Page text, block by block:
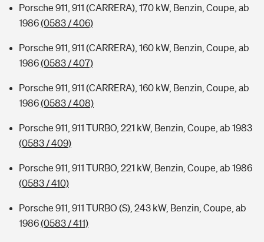
Porsche 911, 911 (CARRERA), 170 kW, Benzin, Coupe, ab
1986(0583 / 406)
Porsche 911, 911 (CARRERA), 160 kW, Benzin, Coupe, ab
1986(0583 / 407)
Porsche 911, 911 (CARRERA), 160 kW, Benzin, Coupe, ab
1986(0583 / 408)
Porsche 911, 911 TURBO, 221 kW, Benzin, Coupe, ab 1983
(0583 / 409)
Porsche 911, 911 TURBO, 221 kW, Benzin, Coupe, ab 1986
(0583 / 410)
Porsche 911, 911 TURBO (S), 243 kW, Benzin, Coupe, ab
1986(0583 / 411)